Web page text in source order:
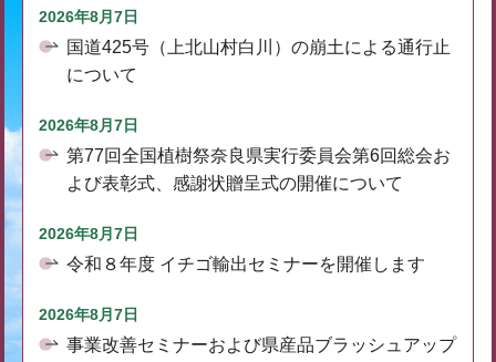
2026年8月7日
国道425号（上北山村白川）の崩土による通行止
について
2026年8月7日
第77回全国植樹祭奈良県実行委員会第6回総会お
よび表彰式、感謝状贈呈式の開催について
2026年8月7日
令和８年度 イチゴ輸出セミナーを開催します
2026年8月7日
事業改善セミナーおよび県産品ブラッシュアップ